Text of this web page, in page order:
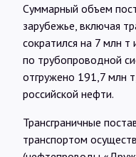
Суммарный объем
зарубежье, включая
сократился на 7 млн
по трубопроводной
отгружено 191,7 млн
российской нефти.
Трансграничные
транспортом